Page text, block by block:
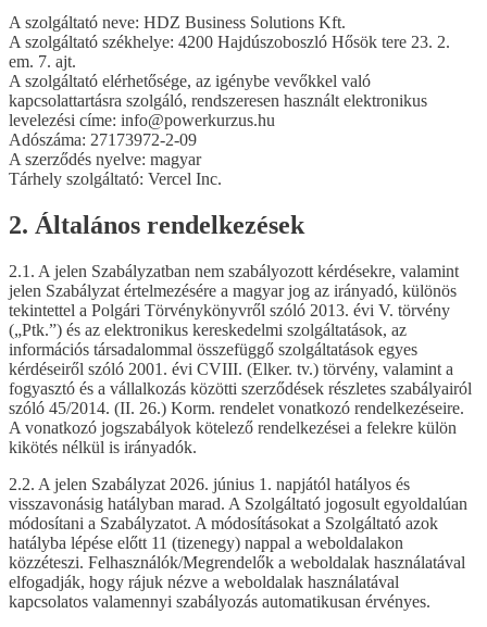
A szolgáltató neve: HDZ Business Solutions Kft.
A szolgáltató székhelye: 4200 Hajdúszoboszló Hősök tere 23. 2.
em. 7. ajt.
A szolgáltató elérhetősége, az igénybe vevőkkel való
kapcsolattartásra szolgáló, rendszeresen használt elektronikus
levelezési címe: info@powerkurzus.hu
Adószáma: 27173972-2-09
A szerződés nyelve: magyar
Tárhely szolgáltató: Vercel Inc.
2. Általános rendelkezések
2.1. A jelen Szabályzatban nem szabályozott kérdésekre, valamint
jelen Szabályzat értelmezésére a magyar jog az irányadó, különös
tekintettel a Polgári Törvénykönyvről szóló 2013. évi V. törvény
(„Ptk.”) és az elektronikus kereskedelmi szolgáltatások, az
információs társadalommal összefüggő szolgáltatások egyes
kérdéseiről szóló 2001. évi CVIII. (Elker. tv.) törvény, valamint a
fogyasztó és a vállalkozás közötti szerződések részletes szabályairól
szóló 45/2014. (II. 26.) Korm. rendelet vonatkozó rendelkezéseire.
A vonatkozó jogszabályok kötelező rendelkezései a felekre külön
kikötés nélkül is irányadók.
2.2. A jelen Szabályzat 2026. június 1. napjától hatályos és
visszavonásig hatályban marad. A Szolgáltató jogosult egyoldalúan
módosítani a Szabályzatot. A módosításokat a Szolgáltató azok
hatályba lépése előtt 11 (tizenegy) nappal a weboldalakon
közzéteszi. Felhasználók/Megrendelők a weboldalak használatával
elfogadják, hogy rájuk nézve a weboldalak használatával
kapcsolatos valamennyi szabályozás automatikusan érvényes.